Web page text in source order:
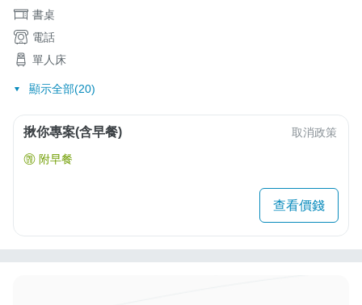
書桌
電話
單人床
顯示全部(20)
揪你專案(含早餐) 取消政策
附早餐
查看價錢